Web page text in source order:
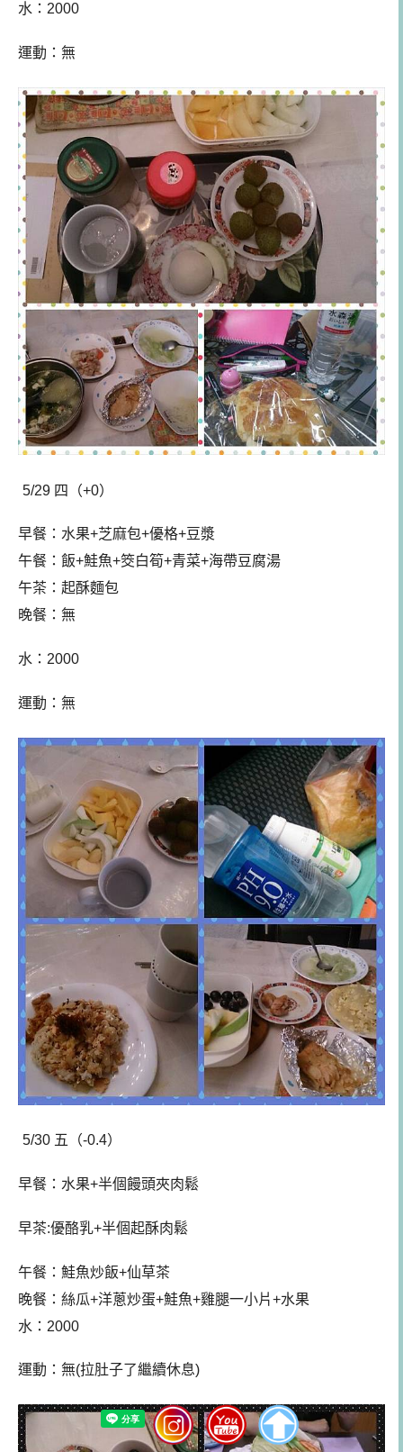
水：2000
運動：無
5/29 四（+0）
早餐： 水果+芝麻包+優格+豆漿
午餐 ：飯+鮭魚+筊白筍+青菜+海帶豆腐湯
午茶：起酥麵包
晚餐：無
水：2000
運動：無
5/30 五（-0.4）
早餐： 水果+半個饅頭夾肉鬆
早茶:優酪乳+半個起酥肉鬆
午餐 ：鮭魚炒飯+仙草茶
晚餐：絲瓜+洋蔥炒蛋+鮭魚+雞腿一小片+水果
水：2000
運動：無(拉肚子了繼續休息)